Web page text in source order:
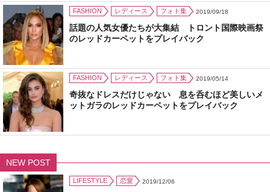
FASHION レディース フォト集 2019/09/18
話題の人気女優たちが大集結 トロント国際映画祭
のレッドカーペットをプレイバック
FASHION レディース フォト集 2019/05/14
奇抜なドレスだけじゃない 息を呑むほど美しいメ
ットガラのレッドカーペットをプレイバック
NEW POST
LIFESTYLE 恋愛 2019/12/06